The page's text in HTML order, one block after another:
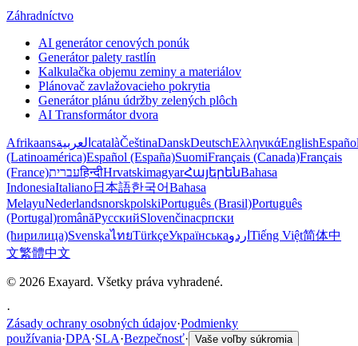
Záhradníctvo
AI generátor cenových ponúk
Generátor palety rastlín
Kalkulačka objemu zeminy a materiálov
Plánovač zavlažovacieho pokrytia
Generátor plánu údržby zelených plôch
AI Transformátor dvora
Afrikaansالعربية catalàČeštinaDanskDeutschΕλληνικάEnglish
(Latinoamérica)Español (España)SuomiFrançais (Canada)Français
(France)עבריתहिन्दीHrvatskimagyarՀայերենBahasa
IndonesiaItaliano日本語한국어Bahasa
MelayuNederlandsnorskpolskiPortuguês (Brasil)Português
(Portugal)românăРусскийSlovenčinaсрпски
(ћирилица)SvenskaไทยTürkçeУкраїнськаاردو Tiếng Việt简体中
文繁體中文
© 2026 Exayard. Všetky práva vyhradené.
·
Zásady ochrany osobných údajov·Podmienky
používania·DPA·SLA·Bezpečnosť· Vaše voľby súkromia